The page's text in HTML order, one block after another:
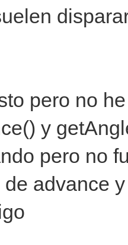
pero no
y
pero no
advance